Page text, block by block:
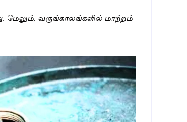
மேலும், வருங்காலங்களில் மாற்றம்